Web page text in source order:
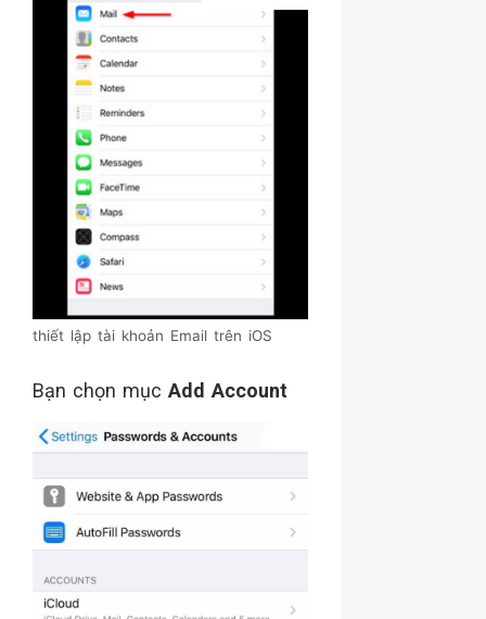
thiết lập tài khoản Email trên iOS
Bạn chọn mục Add Account